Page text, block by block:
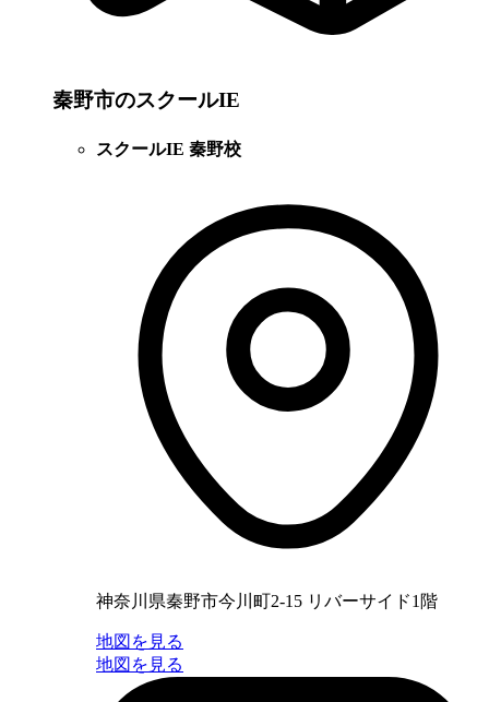
秦野市のスクールIE
スクールIE 秦野校
神奈川県秦野市今川町2-15 リバーサイド1階
地図を見る
地図を見る